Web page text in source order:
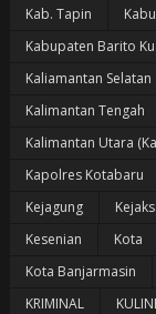
Kab. Tapin
Kabupaten Barito
Kaliamantan Selatan
Kalimantan Tengah
Kalimantan Utara
Kapolres Kotabaru
Kejagung
Kesenian
Kota
Kota Banjarmasin
KRIMINAL